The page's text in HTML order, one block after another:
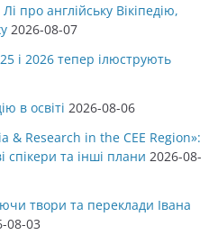
про англійську Вікіпедію,
2026-08-07
і 2026 тепер ілюструють
в освіті 2026-08-06
& Research in the CEE Region»:
спікери та інші плани 2026-08-
твори та переклади Івана
08-03